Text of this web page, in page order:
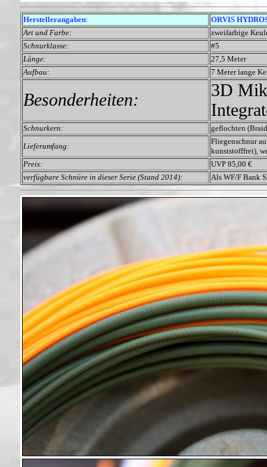
Herstellerangaben:
ORVIS
Art und Farbe:
zweifarbige
Schnurklasse:
#5
Länge:
27,5 Meter
Aufbau:
7 Meter lange
Besonderheiten:
3D
Schnurkern:
geflochten
Lieferumfang:
Fliegenschnur
kunststofffrei),
Preis:
UVP 85,00 €
verfügbare Schnüre in dieser Serie (Stand 2014):
Als WF/F Bank